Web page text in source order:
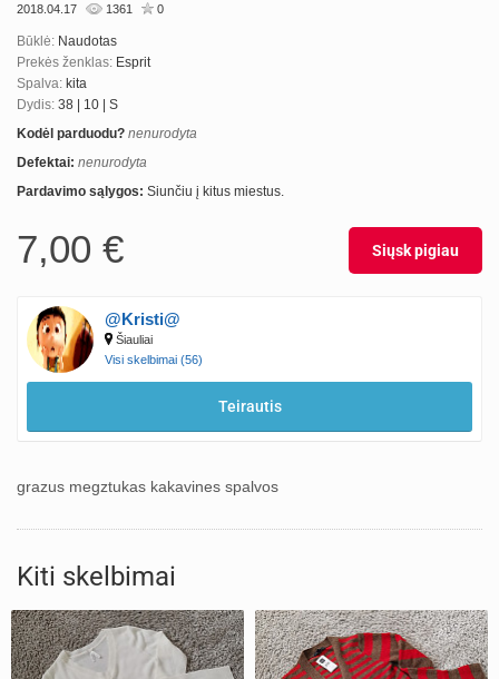
2018.04.17 1361 0
Būklė: Naudotas
Prekės ženklas: Esprit
Spalva: kita
Dydis: 38 | 10 | S
Kodėl parduodu? nenurodyta
Defektai: nenurodyta
Pardavimo sąlygos: Siunčiu į kitus miestus.
7,00 € Siųsk pigiau
@Kristi@
Šiauliai
Visi skelbimai (56)
Teirautis
grazus megztukas kakavines spalvos
Kiti skelbimai